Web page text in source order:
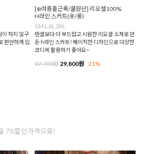
이 차지 않구
편안하게 입
[❄️여름출근룩/쿨원단] 리오셀100%
H라인 스커트(숏/롱)
S,M,L,XL,2XL
텐셀보다 더 부드럽고 시원한 리오셀 소재로 만
든 h라인 스커트! 베이직한 디자인으로 다양한
코디에 활용하기 좋아요~
37,700원29,800원 21%
7%할인가격으로!